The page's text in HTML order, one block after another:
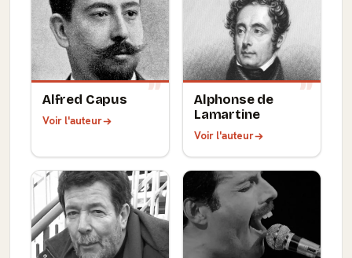
Alfred Capus
Voir l'auteur
Alphonse de
Lamartine
Voir l'auteur